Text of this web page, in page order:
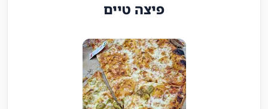
פיצה טיים